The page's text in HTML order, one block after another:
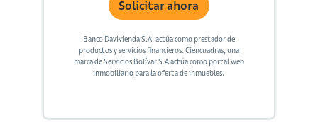
Solicitar ahora
Banco Davivienda S.A. actúa como prestador de
productos y servicios financieros. Ciencuadras, una
marca de Servicios Bolívar S.A actúa como portal web
inmobiliario para la oferta de inmuebles.